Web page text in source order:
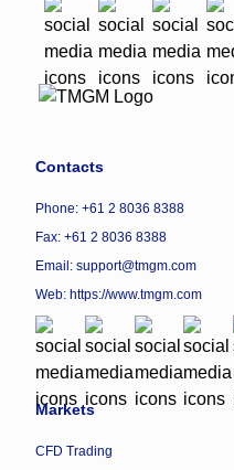
Contacts
Phone: +61 2 8036 8388
Fax: +61 2 8036 8388
Email: support@tmgm.com
Web: https://www.tmgm.com
Markets
CFD Trading